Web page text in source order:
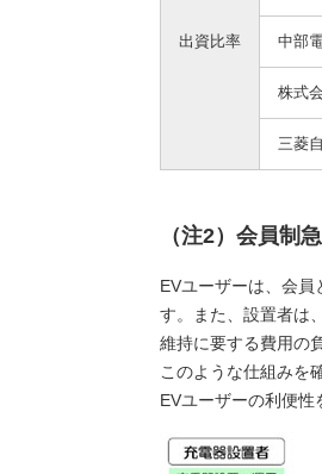
出資比率 中部
株式
三菱
（注2）会員制
EVユーザーは、会
す。また、設置者は
維持に要する費用の
このような仕組みを
EVユーザーの利便性